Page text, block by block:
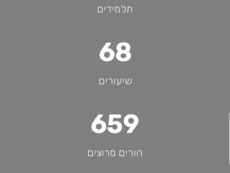
תלמידים
75
שיעורים
732
הורים מרוצים